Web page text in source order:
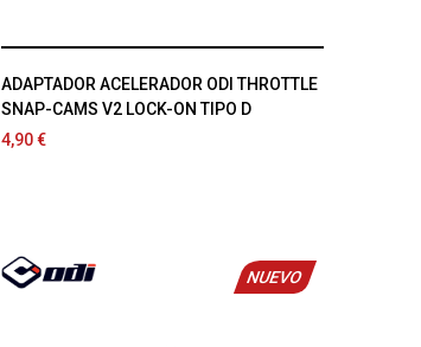
ADAPTADOR ACELERADOR ODI THROTTLE
SNAP-CAMS V2 LOCK-ON TIPO D
4,90 €
NUEVO